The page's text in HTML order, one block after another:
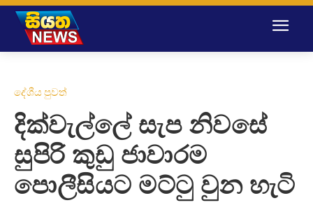
දේශීය පුවත්
දික්වැල්ලේ සැප නිවසේ
සුපිරි කුඩු ජාවාරම
පොලීසියට මට්ටු වුන හැටි